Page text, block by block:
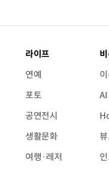
라이프
연예
포토
공연전시
생활문화
여행·레저